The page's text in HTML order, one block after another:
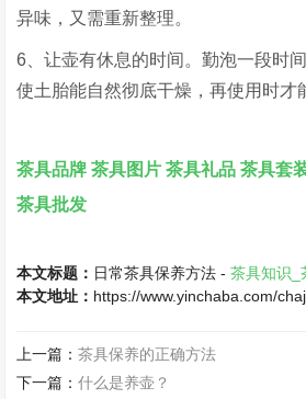
异味，又需重新整理。
6、让壶有休息的时间。勤泡一段时
使土胎能自然彻底干燥，再使用时才
茶具品牌 茶具图片 茶具礼品 茶具套
茶具批发
本文标题： 日常茶具保养方法 -茶具知识_
本文地址： https://www.yinchaba.com/
上一篇：茶具保养的正确方法
下一篇：什么是养壶？